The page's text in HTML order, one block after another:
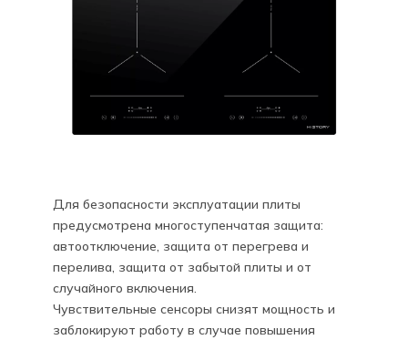
Для безопасности эксплуатации плиты
предусмотрена многоступенчатая защита:
автоотключение, защита от перегрева и
перелива, защита от забытой плиты и от
случайного включения.
Чувствительные сенсоры снизят мощность и
заблокируют работу в случае повышения